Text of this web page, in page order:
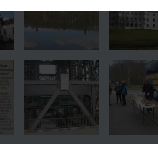
Statistik
Um unser Angebot und unsere Webseite weiter
dieser Cookies können wir beispielsweise die
unsere Inhalte optimieren.
Extern
Inhalte von externen Plattformen wie z.B.
werden, bedarf der Zugriff auf diese Inhalte